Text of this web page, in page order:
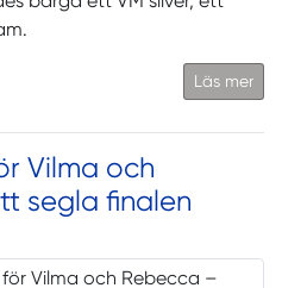
Läs mer
Vilma och
segla finalen